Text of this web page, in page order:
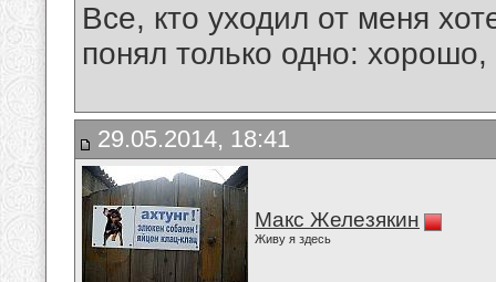
Все, кто уходил от меня
понял только одно:
29.05.2014, 18:41
Макс Железякин
Живу я здесь